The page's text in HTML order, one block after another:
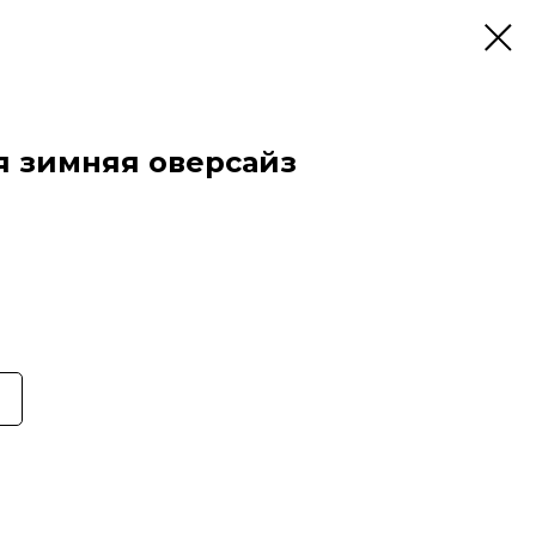
зимняя оверсайз